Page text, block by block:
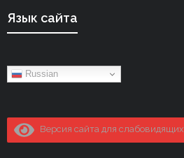
Язык сайта
Russian
Версия сайта для слабовидящих